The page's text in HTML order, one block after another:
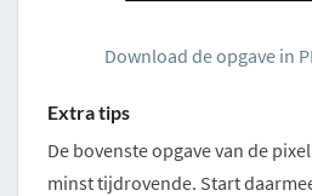
Download de opgave in
Extra tips
De bovenste opgave van de
minst tijdrovende. Start